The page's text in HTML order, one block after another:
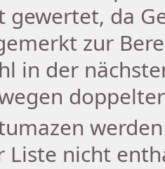
gewertet, da
zur
in der
Liste nicht